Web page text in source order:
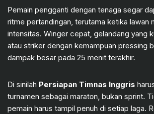
Pemain pengganti dengan tenaga segar
ritme pertandingan, terutama ketika lawan
intensitas. Winger cepat, gelandang yang
atau striker dengan kemampuan pressing
dampak besar pada 25 menit terakhir.
Di sinilah Persiapan Timnas Inggris
turnamen sebagai maraton, bukan sprint.
pemain harus tampil penuh di setiap laga.